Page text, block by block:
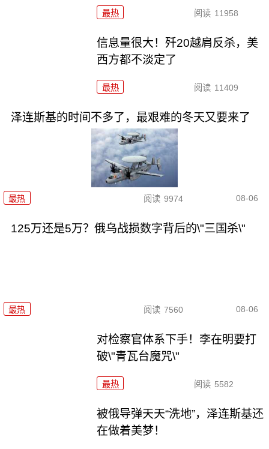
最热 阅读 11958
信息量很大！歼20越肩反杀，美
西方都不淡定了
最热 阅读 11409
泽连斯基的时间不多了，最艰难的冬天又要来了
最热 阅读 9974 08-06
125万还是5万？俄乌战损数字背后的\"三国杀\"
最热 阅读 7560 08-06
对检察官体系下手！李在明要打
破\"青瓦台魔咒\"
最热 阅读 5582
被俄导弹天天“洗地”，泽连斯基还
在做着美梦！